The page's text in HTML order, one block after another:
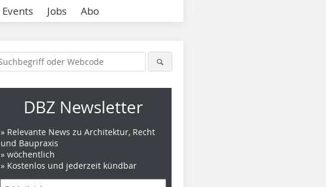
Events Jobs Abo
DBZ Newsletter
» Relevante News zu Architektur, Recht
und Baupraxis
» wöchentlich
» Kostenlos und jederzeit kündbar